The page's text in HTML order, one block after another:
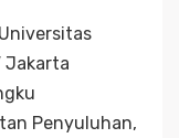
Jakarta
Penyuluhan,